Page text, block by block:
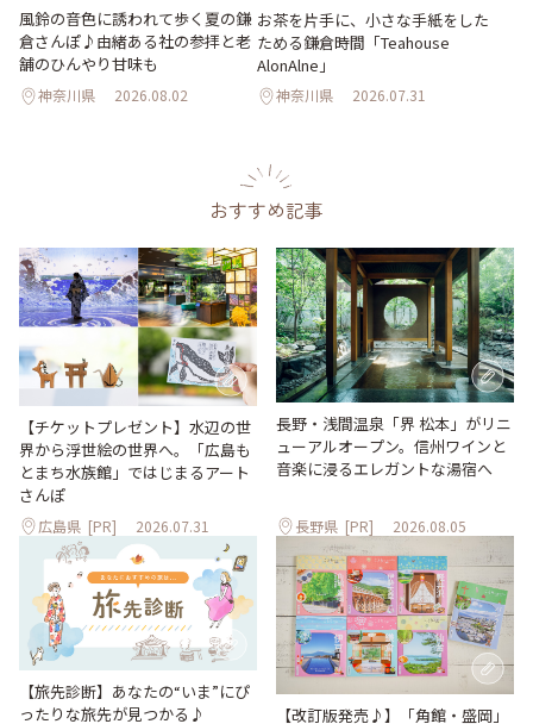
風鈴の音色に誘われて歩く夏の鎌
倉さんぽ♪由緒ある社の参拝と老
舗のひんやり甘味も
神奈川県 2026.08.02
お茶を片手に、小さな手紙をした
ためる鎌倉時間「Teahouse
AlonAlne」
神奈川県 2026.07.31
おすすめ記事
【チケットプレゼント】水辺の世
界から浮世絵の世界へ。「広島も
とまち水族館」ではじまるアート
さんぽ
広島県 [PR] 2026.07.31
長野・浅間温泉「界 松本」がリニ
ューアルオープン。信州ワインと
音楽に浸るエレガントな湯宿へ
長野県 [PR] 2026.08.05
【旅先診断】あなたの“いま”にぴ
ったりな旅先が見つかる♪
【改訂版発売♪】「角館・盛岡」